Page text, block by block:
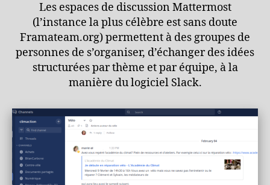
Les espaces de discussion Mattermost
(l’instance la plus célèbre est sans doute
Framateam.org) permettent à des groupes de
personnes de s’organiser, d’échanger des idées
structurées par thème et par équipe, à la
manière du logiciel Slack.